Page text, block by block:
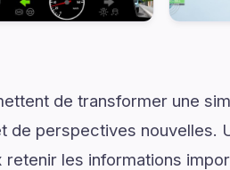
de transformer une
de perspectives nouvelles.
les informations